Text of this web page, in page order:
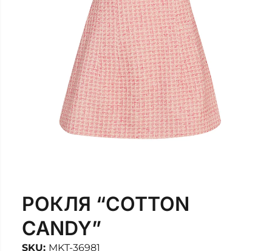
РОКЛЯ “COTTON
CANDY”
SKU: MKT-36981